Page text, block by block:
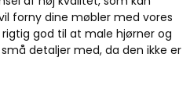
forny dine møbler med vores
god til at male hjørner og
detaljer med, da den ikke er